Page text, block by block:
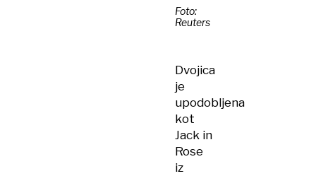
Foto:
Reuters
Dvojica
je
upodobljena
kot
Jack in
Rose
iz